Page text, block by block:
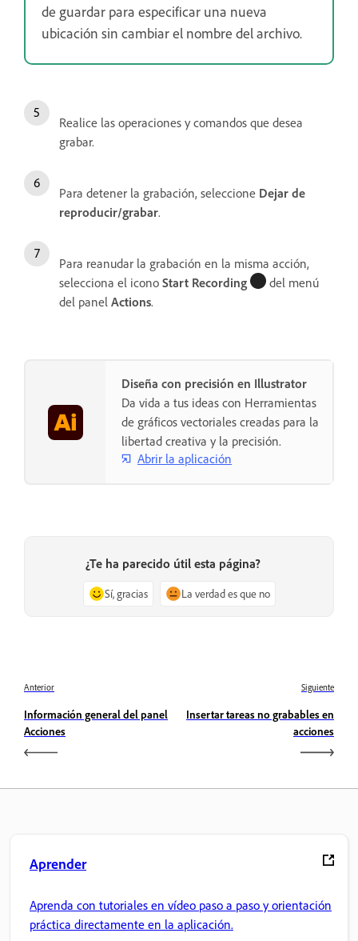
de guardar para especificar una nueva
ubicación sin cambiar el nombre del archivo.
Realice las operaciones y comandos que desea
grabar.
Para detener la grabación, seleccione Dejar de
reproducir/grabar.
Para reanudar la grabación en la misma acción,
selecciona el icono Start Recording
del menú
del panel Actions.
Diseña con precisión en Illustrator
Da vida a tus ideas con Herramientas
de gráficos vectoriales creadas para la
libertad creativa y la precisión.
Abrir la aplicación
¿Te ha parecido útil esta página?
Sí, gracias La verdad es que no
Anterior
Información general del panel
Acciones
Siguiente
Insertar tareas no grabables en
acciones
Aprender
Aprenda con tutoriales en vídeo paso a paso y orientación
práctica directamente en la aplicación.